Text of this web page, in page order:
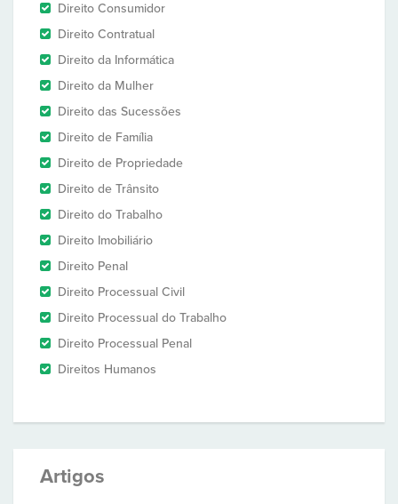
Direito Consumidor
Direito Contratual
Direito da Informática
Direito da Mulher
Direito das Sucessões
Direito de Família
Direito de Propriedade
Direito de Trânsito
Direito do Trabalho
Direito Imobiliário
Direito Penal
Direito Processual Civil
Direito Processual do Trabalho
Direito Processual Penal
Direitos Humanos
Artigos